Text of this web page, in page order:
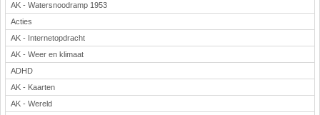
AK - Watersnoodramp 1953
Acties
AK - Internetopdracht
AK - Weer en klimaat
ADHD
AK - Kaarten
AK - Wereld